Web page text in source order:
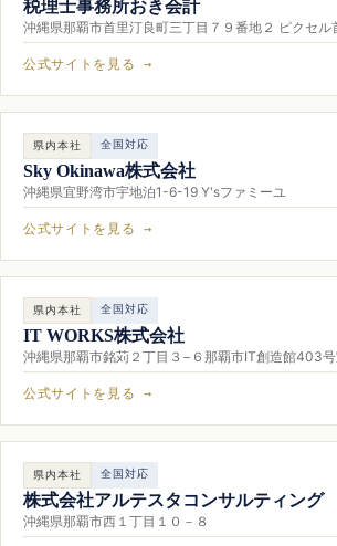
税理士事務所おき会計
沖縄県那覇市首里汀良町三丁目７９番地２ ピクセル
公式サイトを見る →
県内本社 全国対応
Sky Okinawa株式会社
沖縄県宜野湾市宇地泊1-6-19 Y'sファミーユ
公式サイトを見る →
県内本社 全国対応
IT WORKS株式会社
沖縄県那覇市銘苅２丁目３−６那覇市IT創造館403
公式サイトを見る →
県内本社 全国対応
株式会社アルテスタコンサルティング
沖縄県那覇市西１丁目１０－８